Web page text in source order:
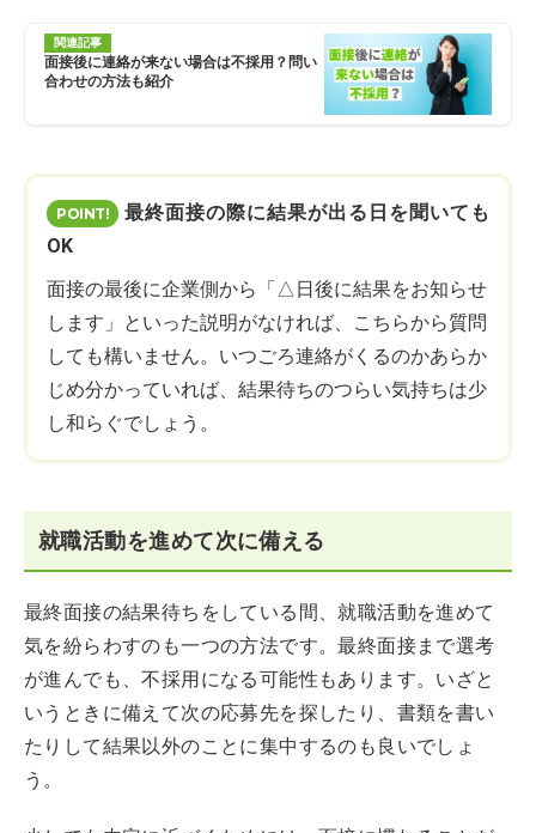
関連記事
面接後に連絡が来ない場合は不採用？問い
合わせの方法も紹介
最終面接の際に結果が出る日を聞いても
OK
面接の最後に企業側から「△日後に結果をお知らせ
します」といった説明がなければ、こちらから質問
しても構いません。いつごろ連絡がくるのかあらか
じめ分かっていれば、結果待ちのつらい気持ちは少
し和らぐでしょう。
就職活動を進めて次に備える
最終面接の結果待ちをしている間、就職活動を進めて
気を紛らわすのも一つの方法です。最終面接まで選考
が進んでも、不採用になる可能性もあります。いざと
いうときに備えて次の応募先を探したり、書類を書い
たりして結果以外のことに集中するのも良いでしょ
う。